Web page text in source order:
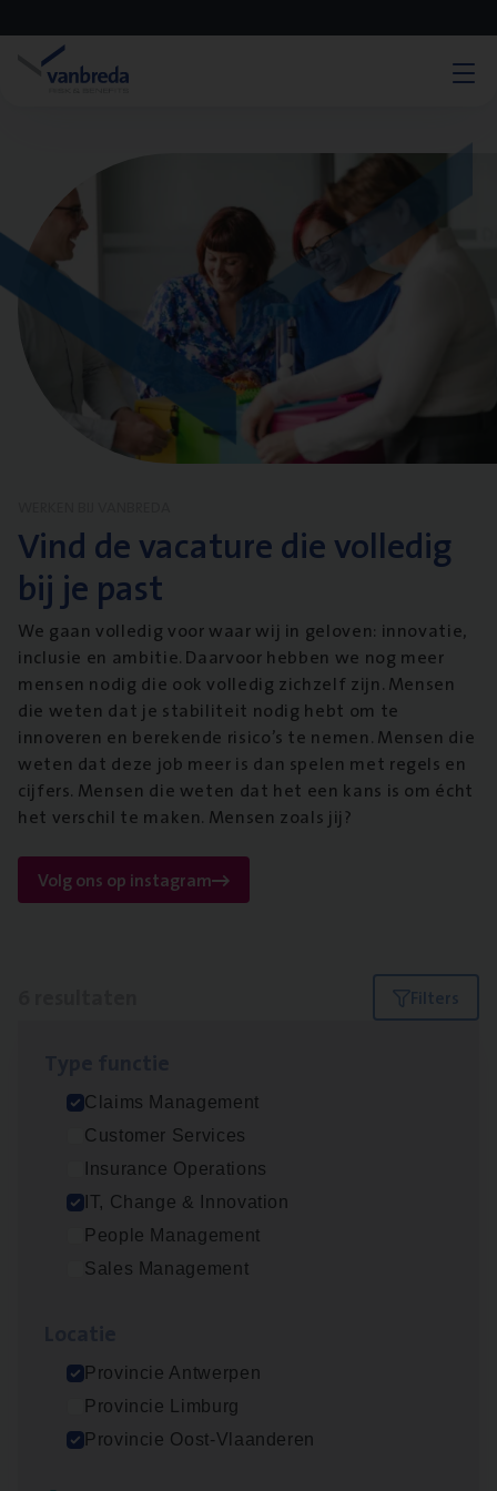
Vind de vacature die volledig
bij je past
We gaan volledig voor waar wij in geloven: innovatie,
inclusie en ambitie. Daarvoor hebben we nog meer
mensen nodig die ook volledig zichzelf zijn. Mensen
die weten dat je stabiliteit nodig hebt om te
innoveren en berekende risico’s te nemen. Mensen die
weten dat deze job meer is dan spelen met regels en
cijfers. Mensen die weten dat het een kans is om écht
het verschil te maken. Mensen zoals jij?
Volg ons op instagram
Filters
Claims Management
Customer Services
Insurance Operations
IT, Change & Innovation
People Management
Sales Management
Provincie Antwerpen
Provincie Limburg
Provincie Oost-Vlaanderen
Test Ana­lyst
IT, Change & Innovation
Antwerpen
Scha­de­be­heer­der verzekeringen
Scha­de Expert Fleet